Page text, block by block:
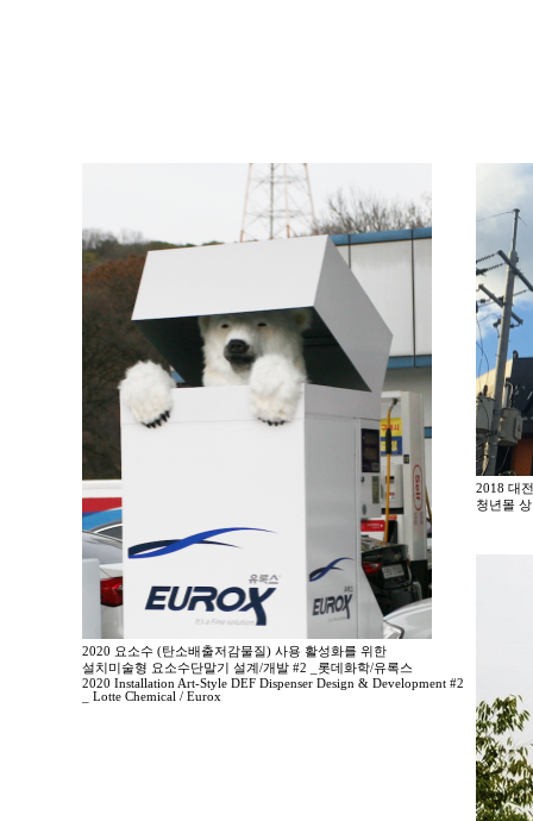
2020 요소수 (탄소배출저감물질) 사용 활성화를 위한
설치미술형 요소수단말기 설계/개발 #2 _롯데화학/유록스
2020 Installation Art-Style DEF Dispenser Design & Development #2
_ Lotte Chemical / Eurox
2018 대
청년몰